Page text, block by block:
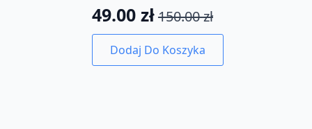
150.00zł
Pierwotna
cena
wynosiła:
49.00 zł
Aktualna
cena
wynosi:
Dodaj Do Koszyka